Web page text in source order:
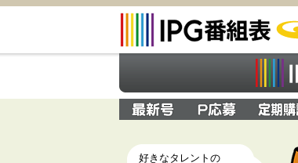
好きなタレントの